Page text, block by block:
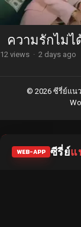
ความรักไม่
12 views · 2 days ago
© 2026 ซีรี่ย์แน
WEB-APP ซีรี่ย์แ